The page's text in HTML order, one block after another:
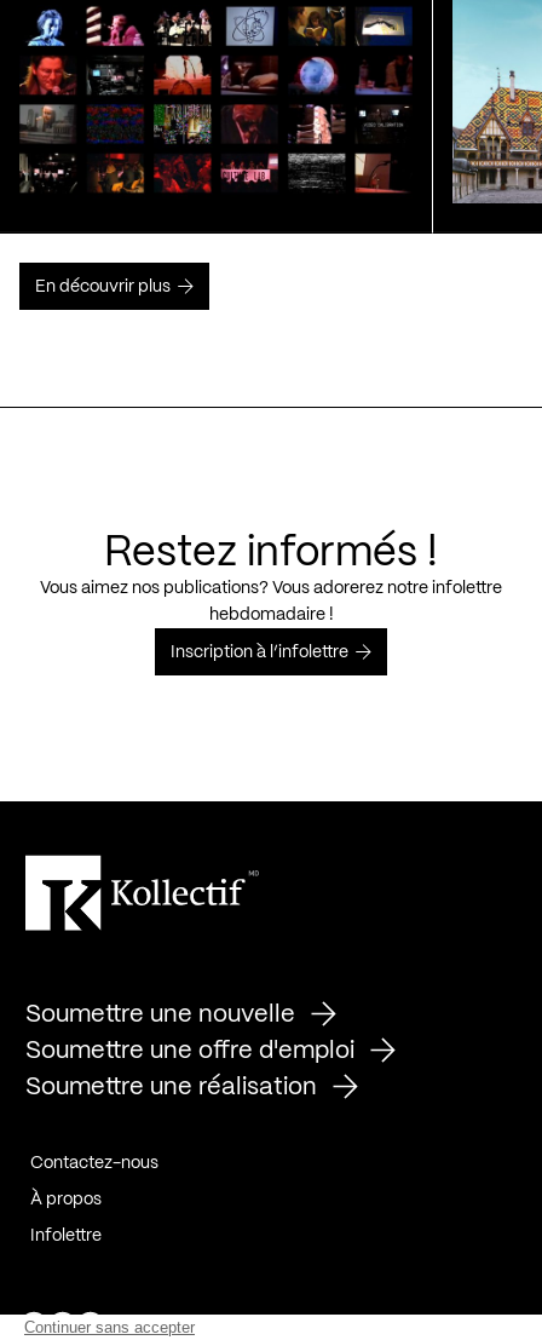
En découvrir plus
Restez informés !
Vous aimez nos publications? Vous adorerez notre infolettre
hebdomadaire !
Inscription à l’infolettre
Soumettre une nouvelle
Soumettre une offre d'emploi
Soumettre une réalisation
Contactez-nous
À propos
Infolettre
Page Facebook de Kollectif
Page Instagram de Kollectif
Page Linkedin de Kollectif